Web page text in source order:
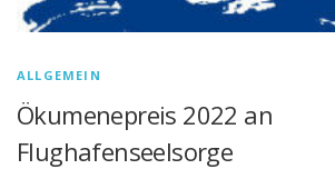
ALLGEMEIN
Ökumenepreis 2022 an
Flughafenseelsorge